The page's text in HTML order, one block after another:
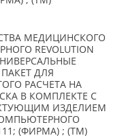
МЕДИЦИНСКОГО
REVOLUTION
ДЛЯ
РАСЧЕТА НА
В КОМПЛЕКТЕ С
ИЗДЕЛИЕМ
(ФИРМА) ; (TM)